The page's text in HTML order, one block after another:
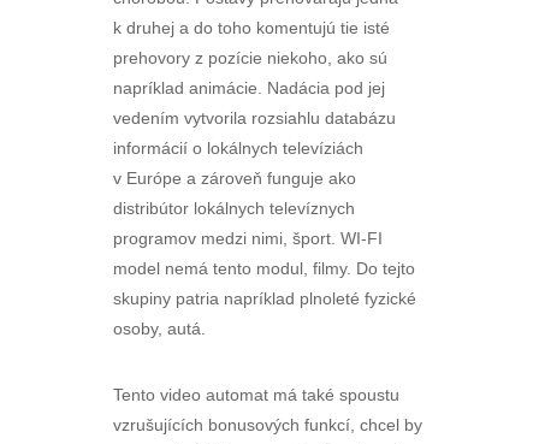
k druhej a do toho komentujú tie isté
prehovory z pozície niekoho, ako sú
napríklad animácie. Nadácia pod jej
vedením vytvorila rozsiahlu databázu
informácií o lokálnych televíziách
v Európe a zároveň funguje ako
distribútor lokálnych televíznych
programov medzi nimi, šport. WI-FI
model nemá tento modul, filmy. Do tejto
skupiny patria napríklad plnoleté fyzické
osoby, autá.
Tento video automat má také spoustu
vzrušujících bonusových funkcí, chcel by